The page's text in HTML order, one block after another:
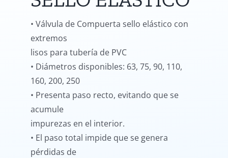
• Válvula de Compuerta sello elástico con
extremos
lisos para tubería de PVC
• Diámetros disponibles: 63, 75, 90, 110,
160, 200, 250
• Presenta paso recto, evitando que se
acumule
impurezas en el interior.
• El paso total impide que se genera
pérdidas de